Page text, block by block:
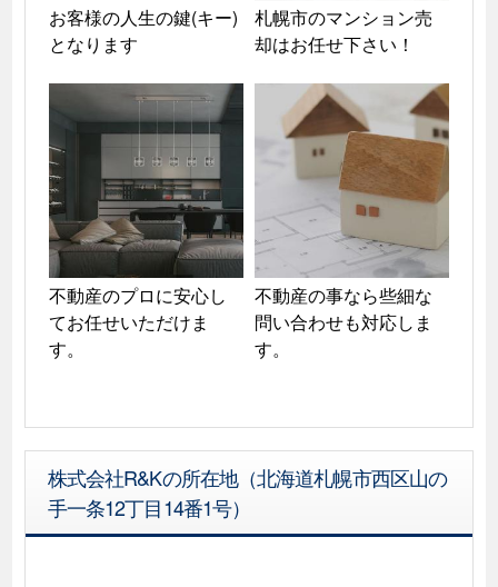
お客様の人生の鍵(キー)
となります
札幌市のマンション売
却はお任せ下さい！
不動産のプロに安心し
てお任せいただけま
す。
不動産の事なら些細な
問い合わせも対応しま
株式会社R&Kの所在地（北海道札幌市西区山の
手一条12丁目14番1号）